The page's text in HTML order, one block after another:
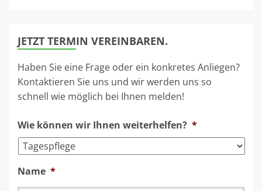
JETZT TERMIN VEREINBAREN.
Haben Sie eine Frage oder ein konkretes Anliegen?
Kontaktieren Sie uns und wir werden uns so
schnell wie möglich bei Ihnen melden!
Wie können wir Ihnen weiterhelfen? *
Name *